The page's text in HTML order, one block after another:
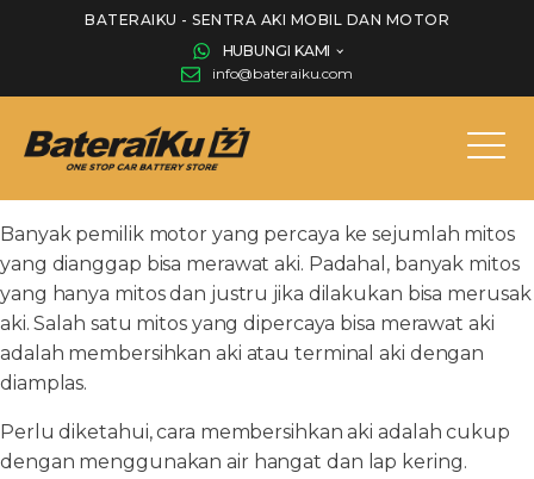
BATERAIKU - SENTRA AKI MOBIL DAN MOTOR
HUBUNGI KAMI
info@bateraiku.com
Banyak pemilik motor yang percaya ke sejumlah mitos
yang dianggap bisa merawat aki. Padahal, banyak mitos
yang hanya mitos dan justru jika dilakukan bisa merusak
aki. Salah satu mitos yang dipercaya bisa merawat aki
adalah membersihkan aki atau terminal aki dengan
diamplas.
Perlu diketahui, cara membersihkan aki adalah cukup
dengan menggunakan air hangat dan lap kering.